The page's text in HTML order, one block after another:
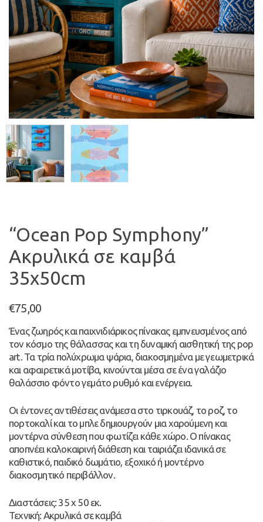
“Ocean Pop Symphony”
Ακρυλικά σε καμβά
35x50cm
€75,00
Ένας ζωηρός και παιχνιδιάρικος πίνακας εμπνευσμένος από
τον κόσμο της θάλασσας και τη δυναμική αισθητική της pop
art. Τα τρία πολύχρωμα ψάρια, διακοσμημένα με γεωμετρικά
και αφαιρετικά μοτίβα, κινούνται μέσα σε ένα γαλάζιο
θαλάσσιο φόντο γεμάτο ρυθμό και ενέργεια.
Οι έντονες αντιθέσεις ανάμεσα στο τιρκουάζ, το ροζ, το
πορτοκαλί και το μπλε δημιουργούν μια χαρούμενη και
μοντέρνα σύνθεση που φωτίζει κάθε χώρο. Ο πίνακας
αποπνέει καλοκαιρινή διάθεση και ταιριάζει ιδανικά σε
καθιστικό, παιδικό δωμάτιο, εξοχικό ή μοντέρνο
διακοσμητικό περιβάλλον.
Διαστάσεις: 35 x 50 εκ.
Τεχνική: Ακρυλικά σε καμβά